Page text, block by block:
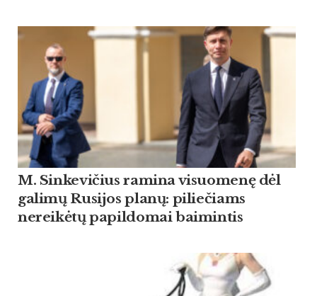
M. Sinkevičius ramina visuomenę dėl
galimų Rusijos planų: piliečiams
nereikėtų papildomai baimintis